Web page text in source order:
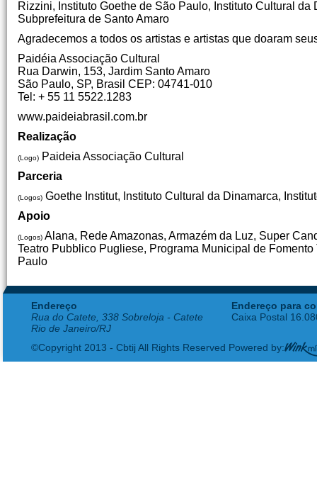
Rizzini, Instituto Goethe de São Paulo, Instituto Cultural
Subprefeitura de Santo Amaro
Agradecemos a todos os artistas e artistas que doaram
Paidéia Associação Cultural
Rua Darwin, 153, Jardim Santo Amaro
São Paulo, SP, Brasil CEP: 04741-010
Tel: + 55 11 5522.1283
www.paideiabrasil.com.br
Realização
(Logo) Paideia Associação Cultural
Parceria
(Logos) Goethe Institut, Instituto Cultural da Dinamarca,
Apoio
(Logos) Alana, Rede Amazonas, Armazém da Luz, Super
Teatro Pubblico Pugliese, Programa Municipal de
Paulo
Endereço
Rua do Catete, 338 Sobreloja - Catete
Rio de Janeiro/RJ
Endereço para
Caixa Postal
©Copyright 2013 - Cbtij All Rights Reserved Powered by: